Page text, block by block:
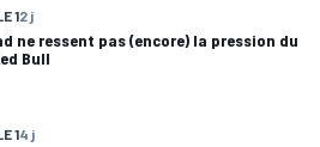
12 j
ne ressent pas (encore) la pression du
Bull
14 j